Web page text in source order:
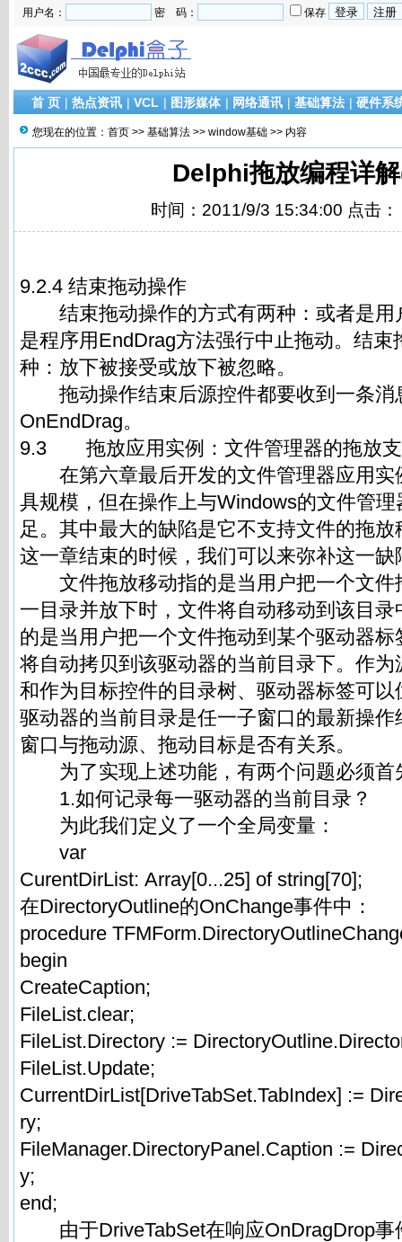
用户名： 密 码： 保存
首 页 | 热点资讯 | VCL | 图形媒体 | 网络通讯 | 基础算法 | 硬件系
您现在的位置： 首页 >> 基础算法 >> window基础 >> 内容
Delphi拖放编程详
时间：2011/9/3 15:34:00 点击：
9.2.4 结束拖动操作
结束拖动操作的方式有两种：或者是用
是程序用EndDrag方法强行中止拖动。结束
种：放下被接受或放下被忽略。
拖动操作结束后源控件都要收到一条消
OnEndDrag。
9.3 拖放应用实例：文件管理器的拖放
在第六章最后开发的文件管理器应用实
具规模，但在操作上与Windows的文件管
足。其中最大的缺陷是它不支持文件的拖
这一章结束的时候，我们可以来弥补这一缺
文件拖放移动指的是当用户把一个文件
一目录并放下时，文件将自动移动到该目
的是当用户把一个文件拖动到某个驱动器
将自动拷贝到该驱动器的当前目录下。作
和作为目标控件的目录树、驱动器标签可
驱动器的当前目录是任一子窗口的最新操
窗口与拖动源、拖动目标是否有关系。
为了实现上述功能，有两个问题必须首
1.如何记录每一驱动器的当前目录？
为此我们定义了一个全局变量：
var
CurentDirList: Array[0...25] of string[70];
在DirectoryOutline的OnChange事件中：
procedure
begin
CreateCaption;
FileList.clear;
FileList.Directory :=
FileList.Update;
CurrentDirList[DriveTabSet.TabIndex] :=
ry;
FileManager.DirectoryPanel.Caption :=
y;
end;
由于DriveTabSet在响应OnDragDrop事